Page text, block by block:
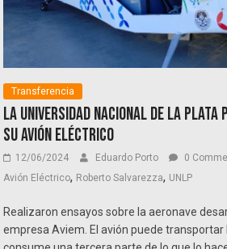
Transferencia
La Universidad Nacional de La Plata
su avión eléctrico
12/06/2024 Eduardo Porto 0
Avión Eléctrico, Roberto Salvarezza, UNLP
Realizaron ensayos sobre la aeronave
empresa Aviem. El avión puede transportar